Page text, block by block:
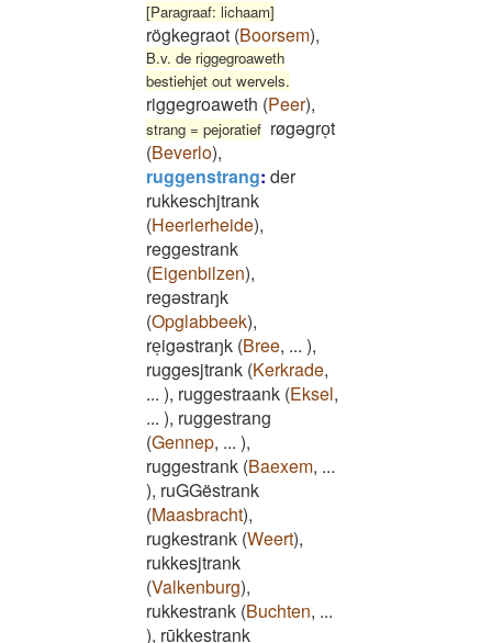
[Paragraaf: lichaam]
rögkegraot (Boorsem),
B.v. de riggegroaweth
bestiehjet out wervels.
riggegroaweth (Peer),
strang = pejoratief røgəgroͅt
(Beverlo),
ruggenstrang: der
rukkeschjtrank
(Heerlerheide),
reggestrank
(Eigenbilzen),
regəstraŋk
(Opglabbeek),
reͅigəstraŋk (Bree, ... ),
ruggesjtrank (Kerkrade,
... ), ruggestraank (Eksel,
... ), ruggestrang
(Gennep, ... ),
ruggestrank (Baexem, ...
), ruGGëstrank
(Maasbracht),
rugkestrank (Weert),
rukkesjtrank
(Valkenburg),
rukkestrank (Buchten, ...
), rūkkestrank